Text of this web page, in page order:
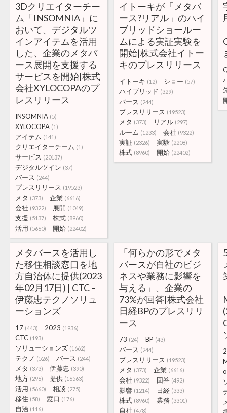
3Dクリエイターチー
ム「INSOMNIA」に
おいて、デジタルツ
インアイテムを活用
した、企業のメタバ
ース展開を支援する
サービスを開始|株式
会社XYLOCOPAのプ
レスリリース
INSOMNIA (5)
XYLOCOPA (1)
アイテム (141)
クリエイターチーム (1)
サービス (20137)
デジタルツイン (37)
バース (244)
プレスリリース (19523)
メタ (373) 企業 (6616)
会社 (9322) 展開 (1049)
支援 (5137) 株式 (8960)
活用 (5660) 開始 (22402)
イトーキが「メタバ
ース?リアル」のハイ
ブリッドショールー
ムによる実証実験を
開始|株式会社イトー
キのプレスリリース
イトーキ (12) ショー (57)
ハイブリッド (329)
バース (244)
プレスリリース (19523)
メタ (373) リアル (297)
ルーム (1233) 会社 (9322)
実証 (2326) 実験 (2208)
株式 (8960) 開始 (22402)
メタバースを活用し
た移住相談窓口を地
方自治体に提供(2023
年02月17日) | CTC –
伊藤忠テクノソリュ
ーションズ
17 (443) 2023 (1936)
CTC (193)
ソリューションズ (1662)
テクノ (526) バース (244)
メタ (373) 伊藤忠 (390)
地方 (296) 提供 (16563)
活用 (5660) 相談 (275)
移住 (58) 窓口 (176)
自治 (116)
「何らかの形でメタ
バースが自社のビジ
ネスや業務に影響を
与える」、企業の
73%が回答|株式会社
日経BPのプレスリリ
ース
73 (24) BP (43)
バース (244)
プレスリリース (19523)
メタ (373) 企業 (6616)
会社 (9322) 回答 (492)
影響 (1214) 日経 (333)
株式 (8960) 業務 (3301)
自社 (478)